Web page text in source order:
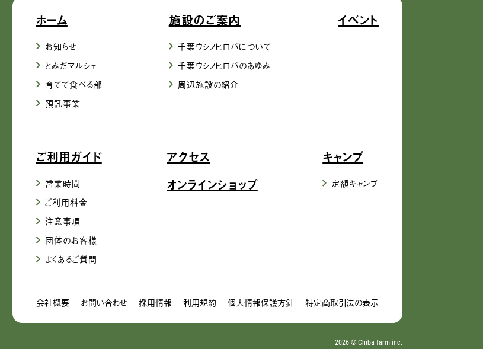
ホーム
お知らせ
とみだマルシェ
育てて食べる部
預託事業
施設のご案内
千葉ウシノヒロバについて
千葉ウシノヒロバのあゆみ
周辺施設の紹介
イベント
ご利用ガイド
営業時間
ご利用料金
注意事項
団体のお客様
よくあるご質問
アクセス
オンラインショップ
キャンプ
定額キャンプ
会社概要 お問い合わせ 採用情報 利用規約 個人情報保護方針 特定商取引法の表示
2026 ©︎ Chiba farm inc.